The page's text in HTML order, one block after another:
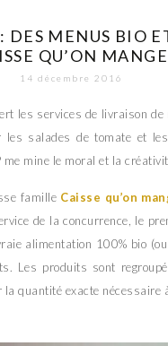
MENUS BIO
QU’ON MANGE
14 décembre 2016
les services de livraison
les salades de tomate et
me mine le moral et la
famille Caisse qu’on
de la concurrence, le
alimentation 100% bio
Les produits sont
quantité exacte